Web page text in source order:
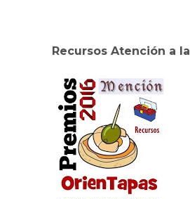
Recursos Atención a